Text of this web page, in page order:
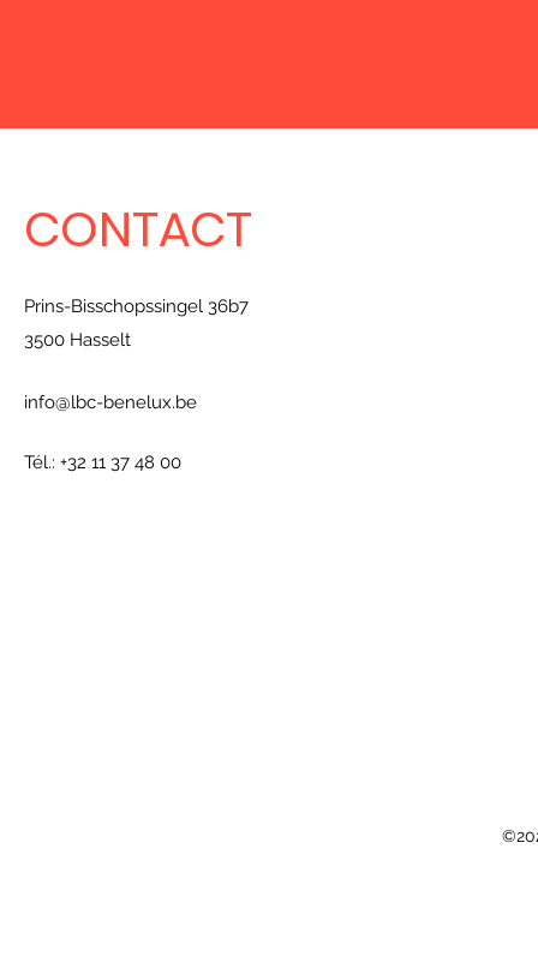
CONTACT
Prins-Bisschopssingel 36b7
3500 Hasselt
info@lbc-benelux.be
Tél.: +32 11 37 48 00